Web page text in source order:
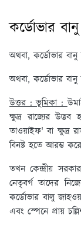
কর্ডোভার
অথবা, কর্ডোভার বানু
অথবা, কর্ডোভার
উত্তর : ভূমিকা :
ক্ষুদ্র রাজ্যের
তাওয়াইফ' বা ক্ষুদ্র
বিনষ্ট হতে আরম্ভ
তখন কেন্দ্রীয়
নেতৃবর্গ তাদের
কর্ডোভার বালু
এবং স্পেনে প্রায়